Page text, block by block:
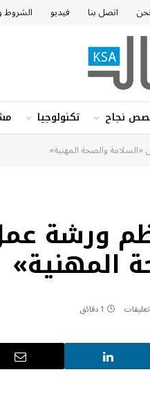
اتصل بنا فيديو الشروط
نجاح تكنولوجيا
والصحة المهنية»
ورشة
المهنية»
1 دقائق